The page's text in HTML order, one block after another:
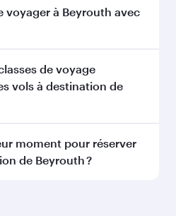
être aussi...